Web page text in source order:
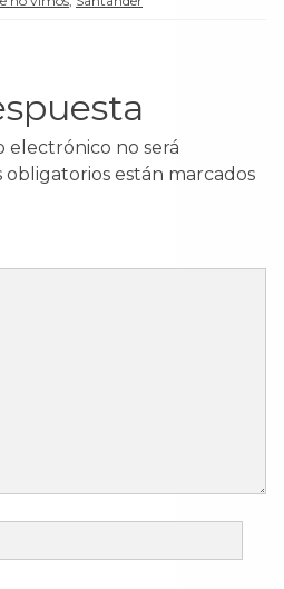
electrónico no será
obligatorios están marcados